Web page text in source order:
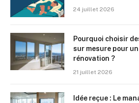
24 juillet 2026
Pourquoi choisir
sur mesure pour
rénovation ?
21 juillet 2026
Idée reçue : Le